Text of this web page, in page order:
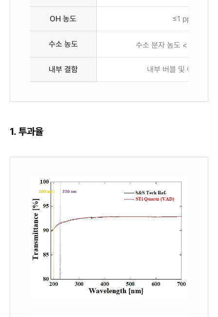
OH 농도 ≤1 ppm
수소 농도 수소 분자 농도 < 3 x
내부 결함 내부 버블 및 이물질 없
1. 투과율